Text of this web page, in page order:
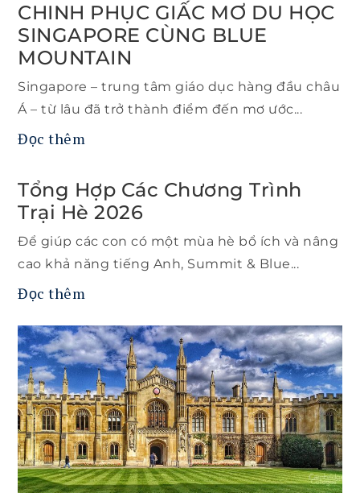
CHINH PHỤC GIẤC MƠ DU HỌC
SINGAPORE CÙNG BLUE
MOUNTAIN
Singapore – trung tâm giáo dục hàng đầu châu
Á – từ lâu đã trở thành điểm đến mơ ước...
Đọc thêm
Tổng Hợp Các Chương Trình
Trại Hè 2026
Để giúp các con có một mùa hè bổ ích và nâng
cao khả năng tiếng Anh, Summit & Blue...
Đọc thêm